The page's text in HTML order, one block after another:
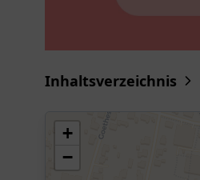
Inhaltsverzeichnis
+
−